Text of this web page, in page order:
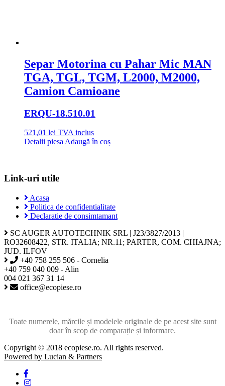
Separ Motorina cu Pahar Mic MAN
TGA, TGL, TGM, L2000, M2000,
Camion Camioane
ERQU-18.510.01
521,01 lei TVA inclus
Detalii piesaAdaugă în coș
Link-uri utile
Acasa
Politica de confidentialitate
Declaratie de consimtamant
SC AUGER AUTOTECHNIK SRL | J23/3827/2013 |
RO32608422, STR. ITALIA; NR.11; PARTER, COM. CHIAJNA;
JUD. ILFOV
+40 758 255 506 - Cornelia
+40 759 040 009 - Alin
004 021 367 31 14
office@ecopiese.ro
Toate numerele, mărcile și modelele originale de pe acest site sunt
doar în scop de comparație și informare.
Copyright © 2018 ecopiese.ro. All rights reserved.
Powered by Lucian & Partners